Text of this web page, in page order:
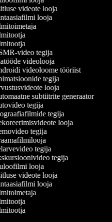
videote looja
looja
video tegija
videolooja
videoloome tööriist
tegija
looja
subtiitrite generaator
tegija
tegija
looja
tegija
tegija
tegija
looja
videote looja
looja